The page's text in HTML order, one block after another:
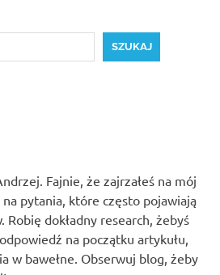
SZUKAJ
Fajnie, że zajrzałeś na mój
pytania, które często pojawiają
Robię dokładny research, żebyś
na początku artykułu,
w bawełne. Obserwuj blog, żeby